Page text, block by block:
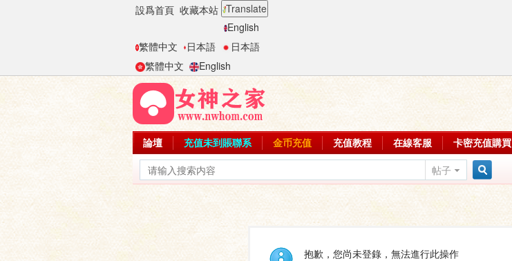
設爲首頁 收藏本站 Translate
English
繁體中文
日本語
日本語
繁體中文
English
論壇 充值未到賬聯系 金币充值 充值教程 在線客服 卡密充值購買
帖子
抱歉，您尚未登錄，無法進行此操作